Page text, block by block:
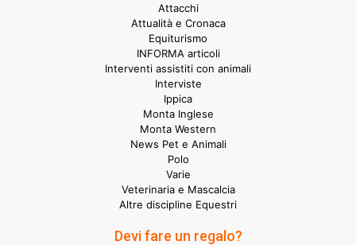
Attacchi
Attualità e Cronaca
Equiturismo
INFORMA articoli
Interventi assistiti con animali
Interviste
Ippica
Monta Inglese
Monta Western
News Pet e Animali
Polo
Varie
Veterinaria e Mascalcia
Altre discipline Equestri
Devi fare un regalo?